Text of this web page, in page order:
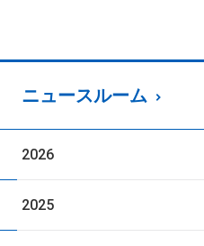
ニュースルーム
2026
2025